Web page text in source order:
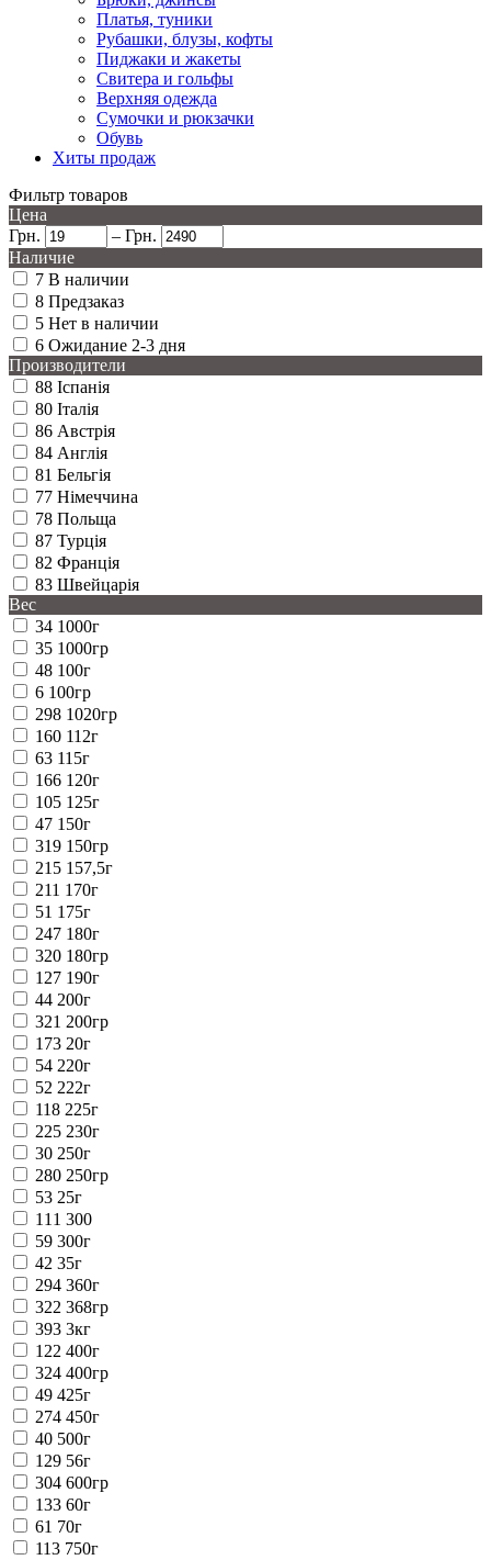
Платья, туники
Рубашки, блузы, кофты
Пиджаки и жакеты
Свитера и гольфы
Верхняя одежда
Сумочки и рюкзачки
Обувь
Хиты продаж
Фильтр товаров
Цена
Грн.
– Грн.
Наличие
7 В наличии
8 Предзаказ
5 Нет в наличии
6 Ожидание 2-3 дня
Производители
88 Іспанія
80 Італія
86 Австрія
84 Англія
81 Бельгія
77 Німеччина
78 Польща
87 Турція
82 Франція
83 Швейцарія
Вес
34 1000г
35 1000гр
48 100г
6 100гр
298 1020гр
160 112г
63 115г
166 120г
105 125г
47 150г
319 150гр
215 157,5г
211 170г
51 175г
247 180г
320 180гр
127 190г
44 200г
321 200гр
173 20г
54 220г
52 222г
118 225г
225 230г
30 250г
280 250гр
53 25г
111 300
59 300г
42 35г
294 360г
322 368гр
393 3кг
122 400г
324 400гр
49 425г
274 450г
40 500г
129 56г
304 600гр
133 60г
61 70г
113 750г